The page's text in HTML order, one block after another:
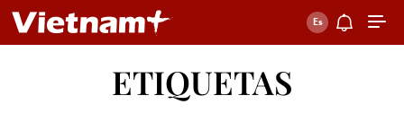
ETIQUETAS